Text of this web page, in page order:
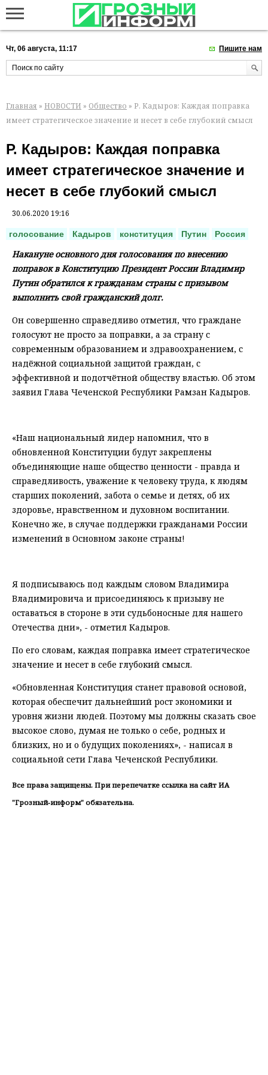
Чт, 06 августа, 11:17 Пишите нам
Главная » НОВОСТИ » Общество » Р. Кадыров: Каждая поправка
имеет стратегическое значение и несет в себе глубокий смысл
Р. Кадыров: Каждая поправка
имеет стратегическое значение и
несет в себе глубокий смысл
30.06.2020 19:16
голосование Кадыров конституция Путин Россия
Накануне основного дня голосования по внесению
поправок в Конституцию Президент России Владимир
Путин обратился к гражданам страны с призывом
выполнить свой гражданский долг.
Он совершенно справедливо отметил, что граждане
голосуют не просто за поправки, а за страну с
современным образованием и здравоохранением, с
надёжной социальной защитой граждан, с
эффективной и подотчётной обществу властью. Об этом
заявил Глава Чеченской Республики Рамзан Кадыров.
«Наш национальный лидер напомнил, что в
обновленной Конституции будут закреплены
объединяющие наше общество ценности - правда и
справедливость, уважение к человеку труда, к людям
старших поколений, забота о семье и детях, об их
здоровье, нравственном и духовном воспитании.
Конечно же, в случае поддержки гражданами России
изменений в Основном законе страны!
Я подписываюсь под каждым словом Владимира
Владимировича и присоединяюсь к призыву не
оставаться в стороне в эти судьбоносные для нашего
Отечества дни», - отметил Кадыров.
По его словам, каждая поправка имеет стратегическое
значение и несет в себе глубокий смысл.
«Обновленная Конституция станет правовой основой,
которая обеспечит дальнейший рост экономики и
уровня жизни людей. Поэтому мы должны сказать свое
высокое слово, думая не только о себе, родных и
близких, но и о будущих поколениях», - написал в
социальной сети Глава Чеченской Республики.
Все права защищены. При перепечатке ссылка на сайт ИА
"Грозный-информ" обязательна.